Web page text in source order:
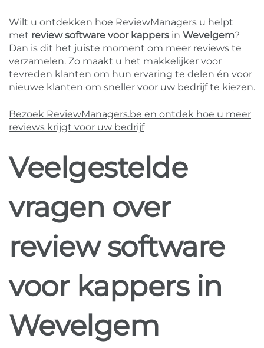
Wilt u ontdekken hoe ReviewManagers u helpt
met review software voor kappers in Wevelgem?
Dan is dit het juiste moment om meer reviews te
verzamelen. Zo maakt u het makkelijker voor
tevreden klanten om hun ervaring te delen én voor
nieuwe klanten om sneller voor uw bedrijf te kiezen.
Bezoek ReviewManagers.be en ontdek hoe u meer
reviews krijgt voor uw bedrijf
Veelgestelde
vragen over
review software
voor kappers in
Wevelgem